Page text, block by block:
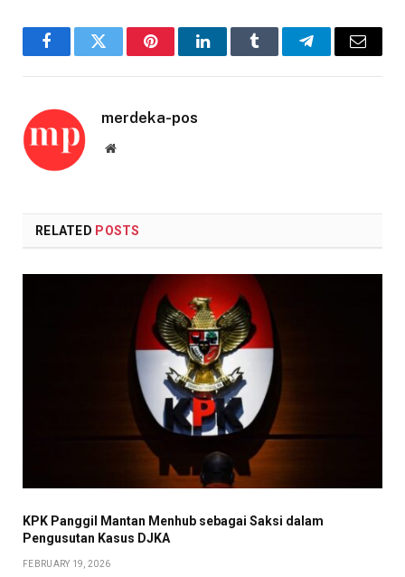
FacebookTwitter PinterestLinkedInTumblr TelegramEmail
merdeka-pos
Website
RELATED POSTS
KPK Panggil Mantan Menhub sebagai Saksi dalam
Pengusutan Kasus DJKA
FEBRUARY 19, 2026